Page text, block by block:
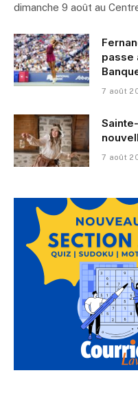
dimanche 9 août au
passe
7 août
7 août